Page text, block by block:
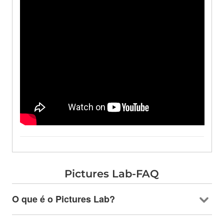
Pictures Lab-FAQ
O que é o Pictures Lab?